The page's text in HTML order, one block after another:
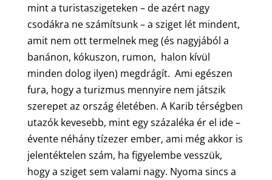
mint a turistaszigeteken – de azért nagy
csodákra ne számítsunk – a sziget lét mindent,
amit nem ott termelnek meg (és nagyjából a
banánon, kókuszon, rumon, halon kívül
minden dolog ilyen) megdrágít. Ami egészen
fura, hogy a turizmus mennyire nem játszik
szerepet az ország életében. A Karib térségben
utazók kevesebb, mint egy százaléka ér el ide –
évente néhány tízezer ember, ami még akkor is
jelentéktelen szám, ha figyelembe vesszük,
hogy a sziget sem valami nagy. Nyoma sincs a